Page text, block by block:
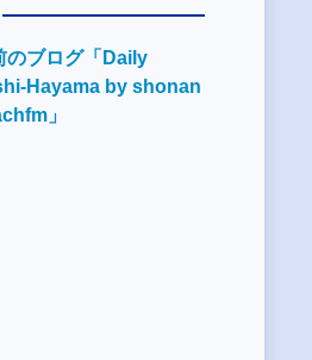
のブログ「Daily
Hayama by shonan
」